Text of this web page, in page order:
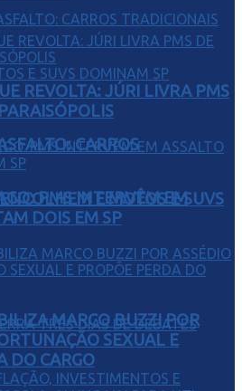
CARROS
E MOTOS E SUVS
REVOLTA: JÚRI LIVRA PMS
PMS INTERVÊM EM
DOIS EM SP
MARCO BUZZI POR
SEXUAL E
DO CARGO